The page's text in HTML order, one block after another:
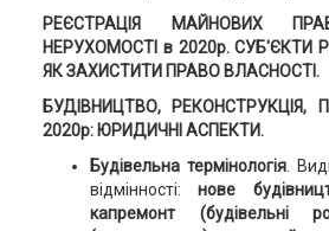
РЕЄСТРАЦІЯ МАЙНОВИХ
НЕРУХОМОСТІ в 2020р. СУБ'ЄКТИ
ЯК ЗАХИСТИТИ ПРАВО ВЛАСНОСТІ.
БУДІВНИЦТВО, РЕКОНСТРУКЦІЯ,
2020р: ЮРИДИЧНІ АСПЕКТИ.
Будівельна термінологія.
відмінності:нове
капремонт (будівельні